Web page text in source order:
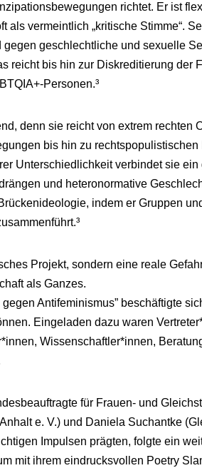
richtet. Er ist
als vermeintlich „kritische Stimme“.
geschlechtliche und sexuelle
reicht bis hin zur Diskreditierung der
Personen.³
denn sie reicht von extrem rechten
bis hin zu
Unterschiedlichkeit verbindet sie
und heteronormative
indem er Gruppen
Projekt, sondern eine reale
als Ganzes.
Antifeminismus” beschäftigte
Eingeladen dazu waren
Wissenschaftler*innen,
für Frauen- und
e. V.) und Daniela Suchantke
Impulsen prägten, folgte ein
mit ihrem eindrucksvollen Poetry